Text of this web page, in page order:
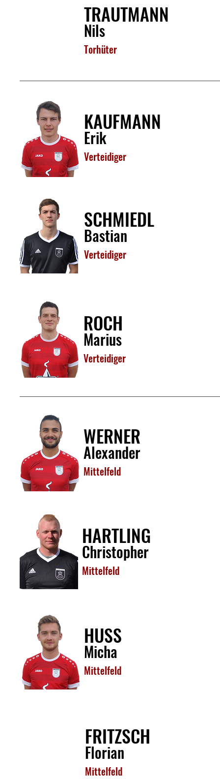
TRAUTMANN
Nils
Torhüter
KAUFMANN
Erik
Verteidiger
SCHMIEDL
Bastian
Verteidiger
ROCH
Marius
Verteidiger
WERNER
Alexander
Mittelfeld
HARTLING
Christopher
Mittelfeld
HUSS
Micha
Mittelfeld
FRITZSCH
Florian
Mittelfeld